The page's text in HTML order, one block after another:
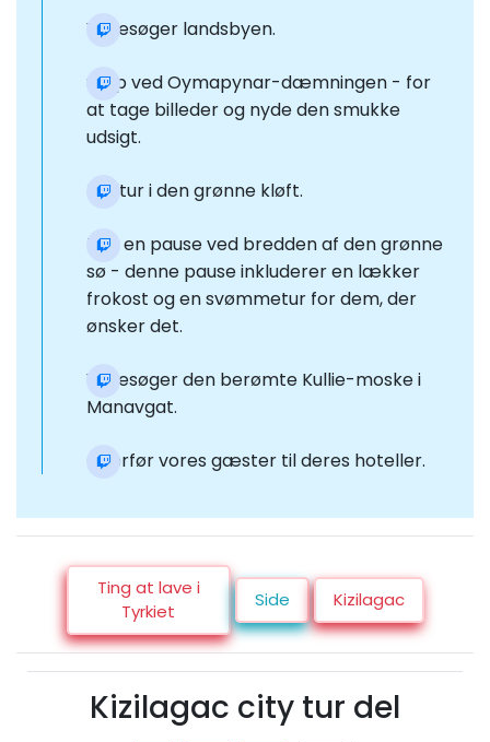
Vi besøger landsbyen.
Stop ved Oymapynar-dæmningen - for
at tage billeder og nyde den smukke
udsigt.
Bådtur i den grønne kløft.
Tag en pause ved bredden af den grønne
sø - denne pause inkluderer en lækker
frokost og en svømmetur for dem, der
ønsker det.
Vi besøger den berømte Kullie-moske i
Manavgat.
Overfør vores gæster til deres hoteller.
Ting at lave i
Tyrkiet
Side Kizilagac
Kizilagac city tur del